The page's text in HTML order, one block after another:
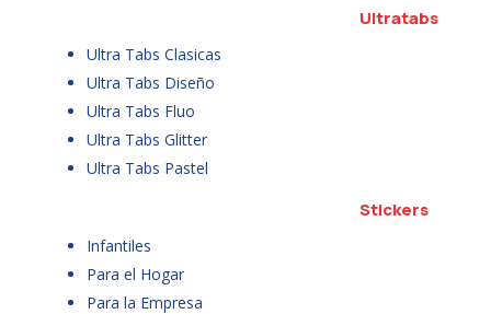
Ultratabs
Ultra Tabs Clasicas
Ultra Tabs Diseño
Ultra Tabs Fluo
Ultra Tabs Glitter
Ultra Tabs Pastel
Stickers
Infantiles
Para el Hogar
Para la Empresa